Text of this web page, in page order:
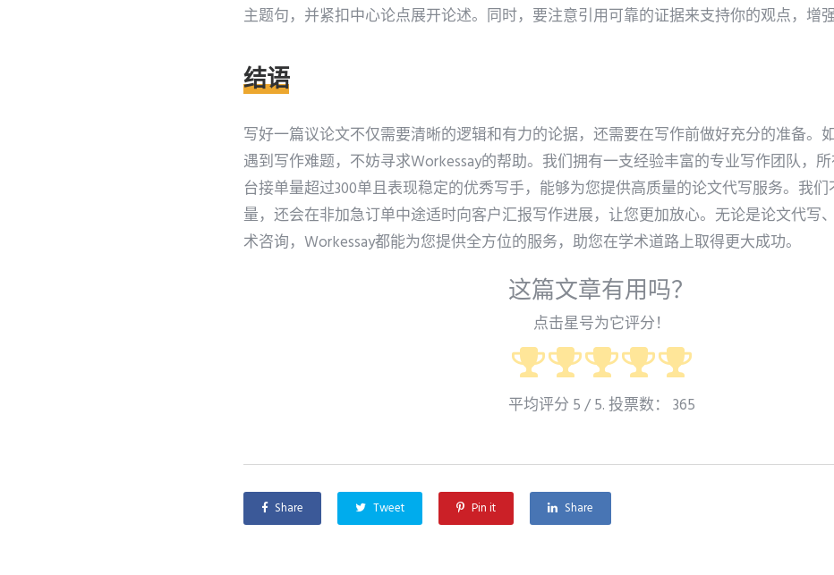
主题句，并紧扣中心论点展开论述。同时，要注意引用可靠的证据来支持你的观点，增强
结语
写好一篇议论文不仅需要清晰的逻辑和有力的论据，还需要在写作前做好充分的准备。
遇到写作难题，不妨寻求Workessay的帮助。我们拥有一支经验丰富的专业写作团队，
台接单量超过300单且表现稳定的优秀写手，能够为您提供高质量的论文代写服务。我
量，还会在非加急订单中途适时向客户汇报写作进展，让您更加放心。无论是论文代写
术咨询，Workessay都能为您提供全方位的服务，助您在学术道路上取得更大成功。
这篇文章有用吗？
点击星号为它评分！
平均评分 5/ 5. 投票数： 365
Share Tweet Pin it Share